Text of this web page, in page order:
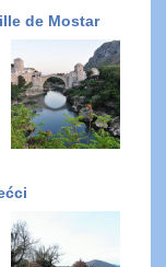
de Mostar